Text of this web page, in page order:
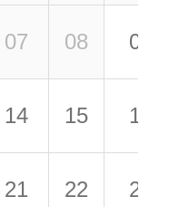
07 08 09
14 15 16
21 22 23